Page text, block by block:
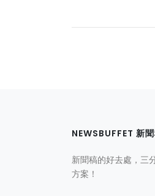
NEWSBUFFET 新
新聞稿的好去處，三
方案！